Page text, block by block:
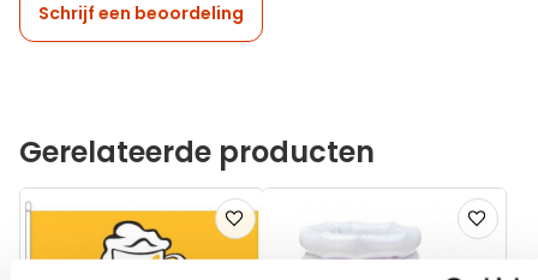
Schrijf een beoordeling
Gerelateerde producten
Voeg
toe
aan
Voeg
toe